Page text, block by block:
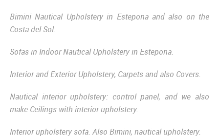
Bimini Nautical Upholstery in Estepona and also on the
Costa del Sol.
Sofas in Indoor Nautical Upholstery in Estepona.
Interior and Exterior Upholstery, Carpets and also Covers.
Nautical interior upholstery: control panel, and we also
make Ceilings with interior upholstery.
Interior upholstery sofa. Also Bimini, nautical upholstery.